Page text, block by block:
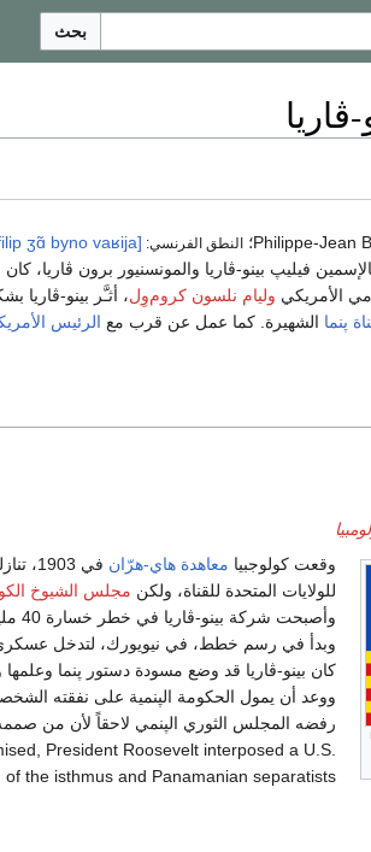
بحث
النطق الفرنسي: [filip ʒɑ̃ byno vaʁija]
فيليپ بينو-ڤاريا والمونسنيور برون ڤاريا،
الأمريكي وليام نلسون كروم‌وِل، أثـَّر بينو-ڤاريا
پنما الشهيرة. كما عمل عن قرب مع الرئيس
وقعت كولوجبيا معاهدة هاي-هرّان
في
للولايات المتحدة للقناة، ولكن مجلس الشيوخ
وبدأ في رسم خطط، في نيويورك، لتدخل
كان بينو-ڤاريا قد وضع مسودة دستور پنما
ووعد أن يمول الحكومة الپنمية على نفقته
President Roosevelt interposed a U.S.
the isthmus and Panamanian separatists.